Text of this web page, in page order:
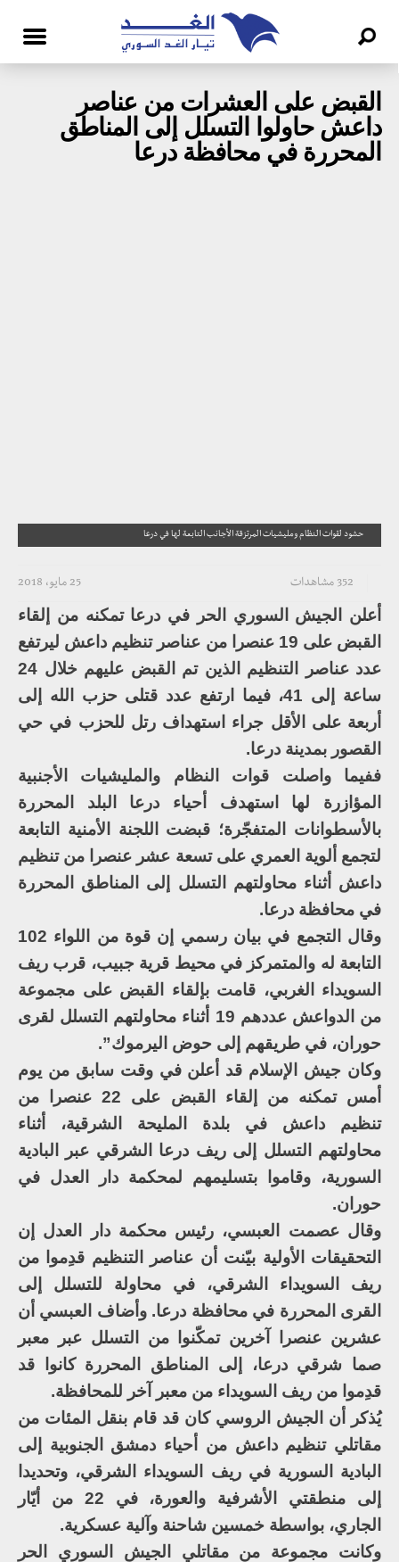
القبض على العشرات من عناصر
داعش حاولوا التسلل إلى المناطق
المحررة في محافظة درعا
حشود لقوات النظام ومليشيات المرتزقة الأجانب التابعة لها في درعا
25 مايو، 2018 352 مشاهدات
أعلن الجيش السوري الحر في درعا تمكنه من إلقاء
القبض على 19 عنصرا من عناصر تنظيم داعش ليرتفع
عدد عناصر التنظيم الذين تم القبض عليهم خلال 24
ساعة إلى 41، فيما ارتفع عدد قتلى حزب الله إلى
أربعة على الأقل جراء استهداف رتل للحزب في حي
القصور بمدينة درعا.
ففيما واصلت قوات النظام والمليشيات الأجنبية
المؤازرة لها استهدف أحياء درعا البلد المحررة
بالأسطوانات المتفجّرة؛ قبضت اللجنة الأمنية التابعة
لتجمع ألوية العمري على تسعة عشر عنصرا من تنظيم
داعش أثناء محاولتهم التسلل إلى المناطق المحررة
في محافظة درعا.
وقال التجمع في بيان رسمي إن قوة من اللواء 102
التابعة له والمتمركز في محيط قرية جبيب، قرب ريف
السويداء الغربي، قامت بإلقاء القبض على مجموعة
من الدواعش عددهم 19 أثناء محاولتهم التسلل لقرى
حوران، في طريقهم إلى حوض اليرموك”.
وكان جيش الإسلام قد أعلن في وقت سابق من يوم
أمس تمكنه من إلقاء القبض على 22 عنصرا من
تنظيم داعش في بلدة المليحة الشرقية، أثناء
محاولتهم التسلل إلى ريف درعا الشرقي عبر البادية
السورية، وقاموا بتسليمهم لمحكمة دار العدل في
حوران.
وقال عصمت العبسي، رئيس محكمة دار العدل إن
التحقيقات الأولية بيّنت أن عناصر التنظيم قدِموا من
ريف السويداء الشرقي، في محاولة للتسلل إلى
القرى المحررة في محافظة درعا. وأضاف العبسي أن
عشرين عنصرا آخرين تمكّنوا من التسلل عبر معبر
صما شرقي درعا، إلى المناطق المحررة كانوا قد
قدِموا من ريف السويداء من معبر آخر للمحافظة.
يُذكر أن الجيش الروسي كان قد قام بنقل المئات من
مقاتلي تنظيم داعش من أحياء دمشق الجنوبية إلى
البادية السورية في ريف السويداء الشرقي، وتحديدا
إلى منطقتي الأشرفية والعورة، في 22 من أيّار
الجاري، بواسطة خمسين شاحنة وآلية عسكرية.
وكانت مجموعة من مقاتلي الجيش السوري الحر